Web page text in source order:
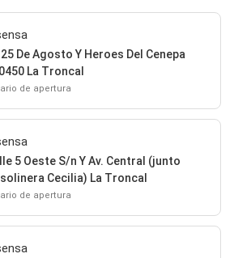
De Agosto Y Heroes Del Cenepa
La Troncal
de apertura
5 Oeste S/n Y Av. Central (junto
Cecilia) La Troncal
de apertura